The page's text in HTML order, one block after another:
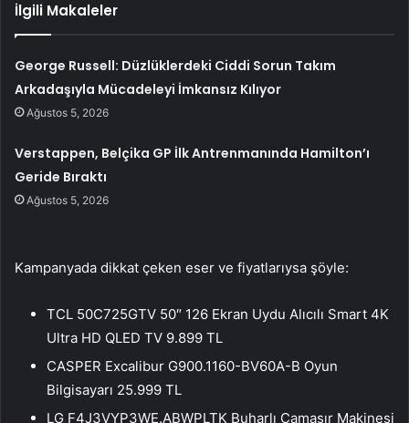
İlgili Makaleler
George Russell: Düzlüklerdeki Ciddi Sorun Takım
Arkadaşıyla Mücadeleyi İmkansız Kılıyor
Ağustos 5, 2026
Verstappen, Belçika GP İlk Antrenmanında Hamilton’ı
Geride Bıraktı
Ağustos 5, 2026
Kampanyada dikkat çeken eser ve fiyatlarıysa şöyle:
TCL 50C725GTV 50″ 126 Ekran Uydu Alıcılı Smart 4K
Ultra HD QLED TV 9.899 TL
CASPER Excalibur G900.1160-BV60A-B Oyun
Bilgisayarı 25.999 TL
LG F4J3VYP3WE.ABWPLTK Buharlı Çamaşır Makinesi